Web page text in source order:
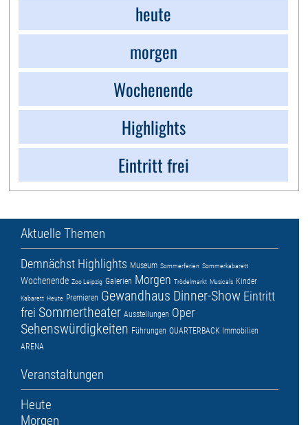
heute
morgen
Wochenende
Highlights
Eintritt frei
Aktuelle Themen
Demnächst Highlights Museum Sommerferien Sommerkabarett
Wochenende Zoo Leipzig Galerien Morgen Trödelmarkt Musicals Kinder
Kabarett Heute Premieren Gewandhaus Dinner-Show Eintritt
frei Sommertheater Ausstellungen Oper
Sehenswürdigkeiten Führungen QUARTERBACK Immobilien
ARENA
Veranstaltungen
Heute
Morgen